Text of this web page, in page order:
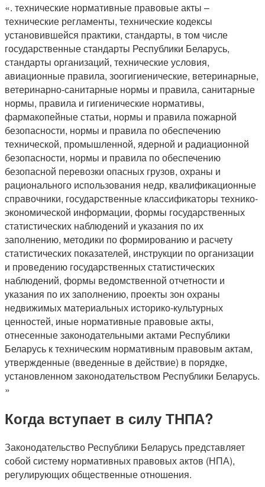
«. технические нормативные правовые акты –
технические регламенты, технические кодексы
установившейся практики, стандарты, в том числе
государственные стандарты Республики Беларусь,
стандарты организаций, технические условия,
авиационные правила, зоогигиенические, ветеринарные,
ветеринарно-санитарные нормы и правила, санитарные
нормы, правила и гигиенические нормативы,
фармакопейные статьи, нормы и правила пожарной
безопасности, нормы и правила по обеспечению
технической, промышленной, ядерной и радиационной
безопасности, нормы и правила по обеспечению
безопасной перевозки опасных грузов, охраны и
рационального использования недр, квалификационные
справочники, государственные классификаторы технико-
экономической информации, формы государственных
статистических наблюдений и указания по их
заполнению, методики по формированию и расчету
статистических показателей, инструкции по организации
и проведению государственных статистических
наблюдений, формы ведомственной отчетности и
указания по их заполнению, проекты зон охраны
недвижимых материальных историко-культурных
ценностей, иные нормативные правовые акты,
отнесенные законодательными актами Республики
Беларусь к техническим нормативным правовым актам,
утвержденные (введенные в действие) в порядке,
установленном законодательством Республики Беларусь.
»
Когда вступает в силу ТНПА?
Законодательство Республики Беларусь представляет
собой систему нормативных правовых актов (НПА),
регулирующих общественные отношения.